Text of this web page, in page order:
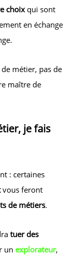
choixqui sont
en échange
métier, pas de
maître de
je fais
: certaines
vous feront
de métiers.
tuer des
un explorateur,